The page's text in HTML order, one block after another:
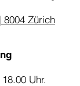
8004 Zürich
18.00 Uhr.